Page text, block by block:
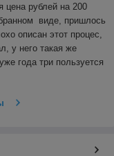
цена рублей на 200
виде, пришлось
описан этот процес,
у него такая же
года три пользуется